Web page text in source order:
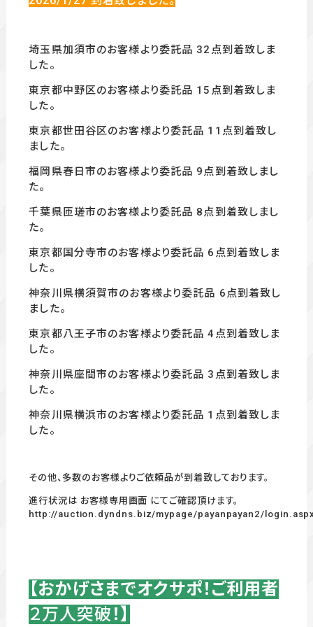
埼玉県加須市のお客様より委託品 32点到着致しま
した。
東京都中野区のお客様より委託品 15 点到着致しま
した。
東京都世田谷区のお客様より委託品 11 点到着致し
ました。
福岡県春日市のお客様より委託品 9点到着致しまし
た。
千葉県匝瑳市のお客様より委託品 8点到着致しまし
た。
東京都国分寺市のお客様より委託品 6 点到着致しま
した。
神奈川県横須賀市のお客様より委託品 6点到着致し
ました。
東京都八王子市のお客様より委託品 4点到着致しま
した。
神奈川県座間市のお客様より委託品 3点到着致しま
した。
神奈川県横浜市のお客様より委託品 1 点到着致しま
した。
その他、多数のお客様よりご依頼品が到着致しております。
進行状況は お客様専用画面 にてご確認頂けます。
http://auction.dyndns.biz/mypage/payanpayan2/
【おかげさまでオクサポ！ご利用者
２万人突破 ！】